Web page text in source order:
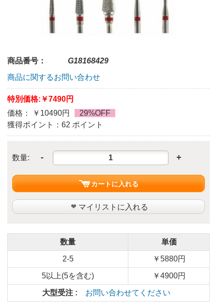
商品番号：
G18168429
商品に関するお問い合わせ
特別価格: ￥7490円
価格： ￥10490円
29%OFF
獲得ポイント：62 ポイント
数量: - +
カートに入れる
マイリストに入れる
数量 単価
2-5 ￥5880円
5以上(5を含む) ￥4900円
大型受注 : お問い合わせてください